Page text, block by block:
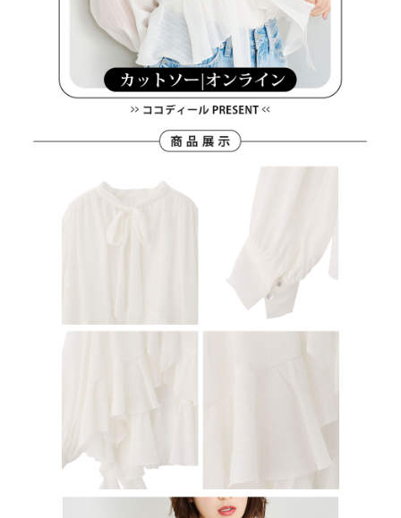
時審查核予不同之上限額度；若仍有額度不足之情形，本公司將視審查結果
請求用戶進行身份認證。
５．嚴禁一人註冊多個帳號或使用他人資訊註冊。若發現惡意使用之情形，
恩沛科技股份有限公司將有權停止該用戶之使用額度並採取法律行動。